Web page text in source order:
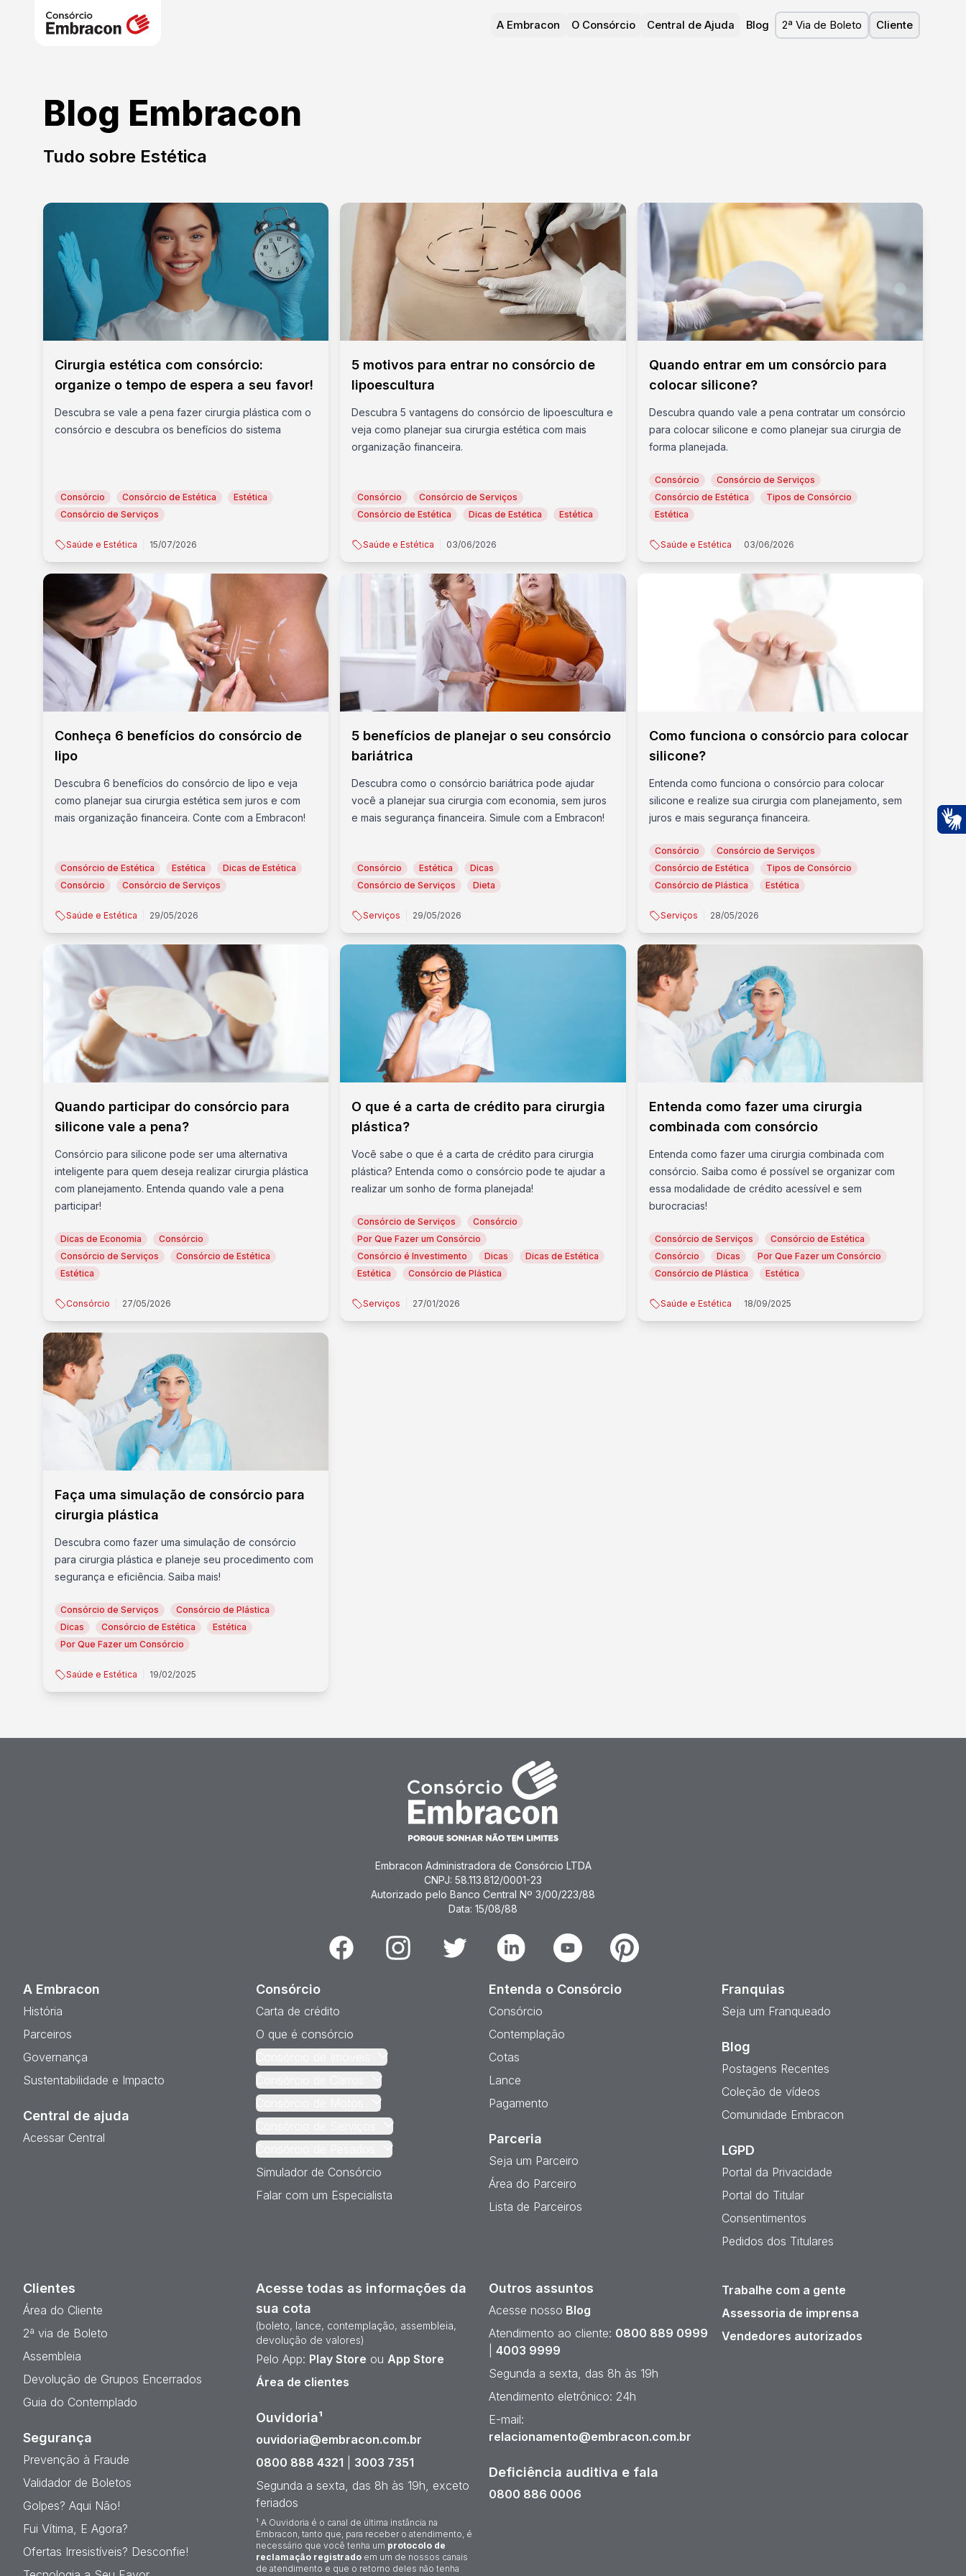
A Embracon O Consórcio Central de Ajuda Blog 2ª Via de Boleto Cliente
Blog Embracon
Tudo sobre Estética
Cirurgia estética com consórcio:
organize o tempo de espera a seu favor!
Descubra se vale a pena fazer cirurgia plástica com o
consórcio e descubra os benefícios do sistema
Consórcio Consórcio de Estética
Estética
Consórcio de Serviços
Saúde e Estética 15/07/2026
5 motivos para entrar no consórcio de
lipoescultura
Descubra 5 vantagens do consórcio de lipoescultura e
veja como planejar sua cirurgia estética com mais
organização financeira.
Consórcio
Consórcio de Serviços
Consórcio de Estética
Dicas de Estética Estética
Saúde e Estética 03/06/2026
Quando entrar em um consórcio para
colocar silicone?
Descubra quando vale a pena contratar um consórcio
para colocar silicone e como planejar sua cirurgia de
forma planejada.
Consórcio
Consórcio de Serviços
Consórcio de Estética
Tipos de Consórcio
Estética
Saúde e Estética 03/06/2026
Conheça 6 benefícios do consórcio de
lipo
Descubra 6 benefícios do consórcio de lipo e veja
como planejar sua cirurgia estética sem juros e com
mais organização financeira. Conte com a Embracon!
Consórcio de Estética Estética
Dicas de Estética
Consórcio
Consórcio de Serviços
Saúde e Estética 29/05/2026
5 benefícios de planejar o seu consórcio
bariátrica
Descubra como o consórcio bariátrica pode ajudar
você a planejar sua cirurgia com economia, sem juros
e mais segurança financeira. Simule com a Embracon!
Consórcio Estética
Dicas
Consórcio de Serviços
Dieta
Serviços 29/05/2026
Como funciona o consórcio para colocar
silicone?
Entenda como funciona o consórcio para colocar
silicone e realize sua cirurgia com planejamento, sem
juros e mais segurança financeira.
Consórcio
Consórcio de Serviços
Consórcio de Estética
Tipos de Consórcio
Consórcio de Plástica
Estética
Serviços 28/05/2026
Quando participar do consórcio para
silicone vale a pena?
Consórcio para silicone pode ser uma alternativa
inteligente para quem deseja realizar cirurgia plástica
com planejamento. Entenda quando vale a pena
participar!
Dicas de Economia
Consórcio
Consórcio de Serviços
Consórcio de Estética
Estética
Consórcio 27/05/2026
O que é a carta de crédito para cirurgia
plástica?
Você sabe o que é a carta de crédito para cirurgia
plástica? Entenda como o consórcio pode te ajudar a
realizar um sonho de forma planejada!
Consórcio de Serviços
Consórcio
Por Que Fazer um Consórcio
Consórcio é Investimento
Dicas
Dicas de Estética
Estética
Consórcio de Plástica
Serviços 27/01/2026
Entenda como fazer uma cirurgia
combinada com consórcio
Entenda como fazer uma cirurgia combinada com
consórcio. Saiba como é possível se organizar com
essa modalidade de crédito acessível e sem
burocracias!
Consórcio de Serviços
Consórcio de Estética
Consórcio
Dicas
Por Que Fazer um Consórcio
Consórcio de Plástica
Estética
Saúde e Estética 18/09/2025
Faça uma simulação de consórcio para
cirurgia plástica
Descubra como fazer uma simulação de consórcio
para cirurgia plástica e planeje seu procedimento com
segurança e eficiência. Saiba mais!
Consórcio de Serviços
Consórcio de Plástica
Dicas
Consórcio de Estética
Estética
Por Que Fazer um Consórcio
Saúde e Estética 19/02/2025
Embracon Administradora de Consórcio LTDA
CNPJ: 58.113.812/0001-23
Autorizado pelo Banco Central Nº 3/00/223/88
Data: 15/08/88
Facebook Instagram Twitter Linkedin Youtube Pinterest
A Embracon
História
Parceiros
Governança
Sustentabilidade e Impacto
Central de ajuda
Acessar Central
Consórcio
Carta de crédito
O que é consórcio
Simulador de Consórcio
Falar com um Especialista
Entenda o Consórcio
Consórcio
Contemplação
Cotas
Lance
Pagamento
Parceria
Seja um Parceiro
Área do Parceiro
Lista de Parceiros
Franquias
Seja um Franqueado
Blog
Postagens Recentes
Coleção de vídeos
Comunidade Embracon
LGPD
Portal da Privacidade
Portal do Titular
Consentimentos
Pedidos dos Titulares
Clientes
Área do Cliente
2ª via de Boleto
Assembleia
Devolução de Grupos Encerrados
Guia do Contemplado
Segurança
Prevenção à Fraude
Validador de Boletos
Golpes? Aqui Não!
Fui Vítima, E Agora?
Ofertas Irresistíveis? Desconfie!
Acesse todas as informações da
sua cota
(boleto, lance, contemplação, assembleia,
devolução de valores)
Pelo App: Play Store ou App Store
Área de clientes
Ouvidoria¹
ouvidoria@embracon.com.br
0800 888 4321
3003 7351
Segunda a sexta, das 8h às 19h, exceto
feriados
¹ A Ouvidoria é o canal de última instância na
Embracon, tanto que, para receber o atendimento, é
necessário que você tenha um protocolo de
reclamação registrado em um de nossos canais
de atendimento e que o retorno deles não tenha
Outros assuntos
Acesse nosso Blog
Atendimento ao cliente: 0800 889 0999
4003 9999
Segunda a sexta, das 8h às 19h
Atendimento eletrônico: 24h
E-mail:
relacionamento@embracon.com.br
Deficiência auditiva e fala
0800 886 0006
Trabalhe com a gente
Assessoria de imprensa
Vendedores autorizados